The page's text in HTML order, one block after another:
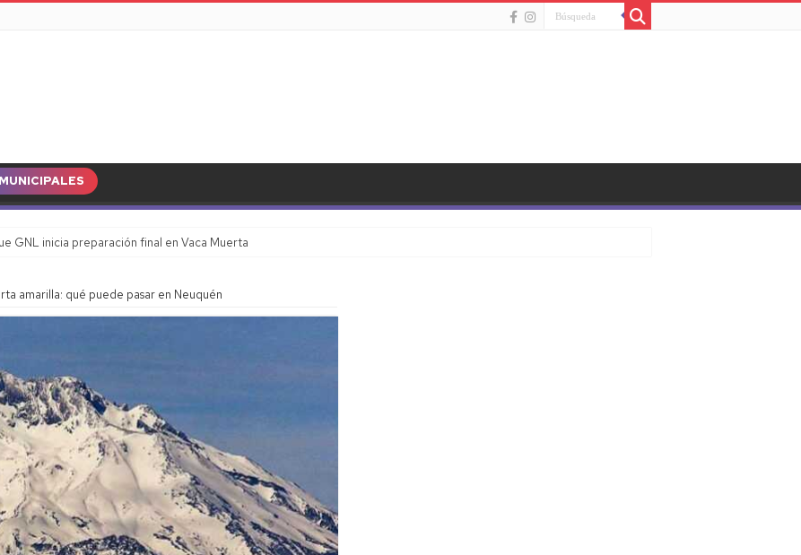
MUNICIPALES
GNL inicia preparación final en Vaca Muerta
amarilla: qué puede pasar en Neuquén